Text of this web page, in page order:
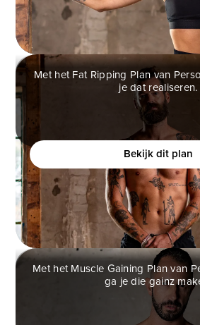
FAT RIPPING
Wil je een atletisch fysiek creëren
voelen?
Bekijk dit plan
Met het Fat Ripping Plan van
je dat realiseren.
MUSCLE GAINING
Ben jij een man die graag
bouwen, maar het moeilijk vindt
Met het Muscle Gaining Plan van
ga je die gainz